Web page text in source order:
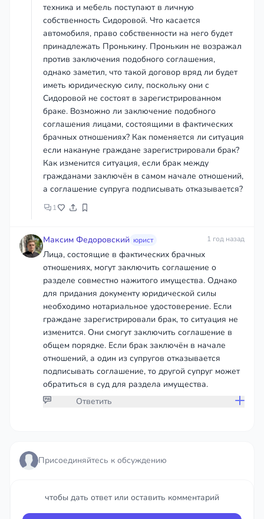
техника и мебель поступают в личную
собственность Сидоровой. Что касается
автомобиля, право собственности на него будет
принадлежать Пронькину. Пронькин не возражал
против заключения подобного соглашения,
однако заметил, что такой договор вряд ли будет
иметь юридическую силу, поскольку они с
Сидоровой не состоят в зарегистрированном
браке. Возможно ли заключение подобного
соглашения лицами, состоящими в фактических
брачных отношениях? Как поменяется ли ситуация
если накануне граждане зарегистрировали брак?
Как изменится ситуация, если брак между
гражданами заключён в самом начале отношений,
а соглашение супруга подписывать отказывается?
1
Максим Федоровский юрист 1 год назад
Лица, состоящие в фактических брачных
отношениях, могут заключить соглашение о
разделе совместно нажитого имущества. Однако
для придания документу юридической силы
необходимо нотариальное удостоверение. Если
граждане зарегистрировали брак, то ситуация не
изменится. Они смогут заключить соглашение в
общем порядке. Если брак заключён в начале
отношений, а один из супругов отказывается
подписывать соглашение, то другой супруг может
обратиться в суд для раздела имущества.
Ответить
Войти
Присоединяйтесь к обсуждению
чтобы дать ответ или оставить комментарий